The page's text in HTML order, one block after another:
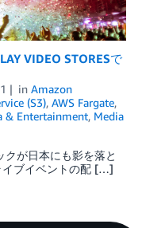
VIDEO STORESで
in Amazon
(S3), AWS Fargate,
& Entertainment, Media
が日本にも影を落と
イブイベントの配 […]